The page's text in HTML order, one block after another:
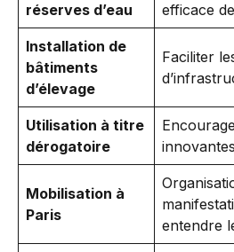
réserves d’eau
efficace
Installation de
bâtiments
d’élevage
Faciliter
Utilisation à titre
dérogatoire
Mobilisation à
Paris
entendre